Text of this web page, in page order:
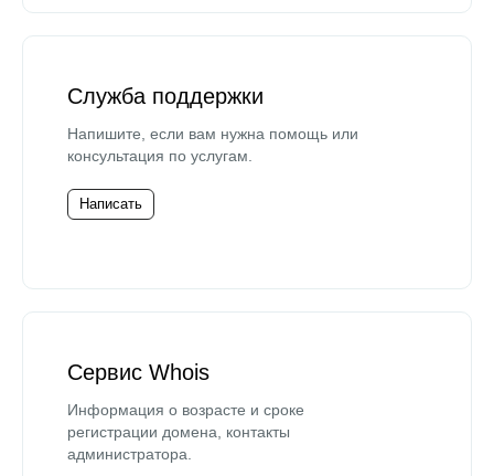
Служба поддержки
Напишите, если вам нужна помощь или
консультация по услугам.
Написать
Сервис Whois
Информация о возрасте и сроке
регистрации домена, контакты
администратора.